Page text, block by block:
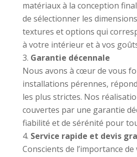
matériaux à la conception
de sélectionner les
textures et options qui
à votre intérieur et à vos
Garantie décennale
Nous avons à cœur de vous
installations pérennes,
les plus strictes. Nos
couvertes par une garantie
fiabilité et de sérénité pour
Service rapide et devis
Conscients de l’importance